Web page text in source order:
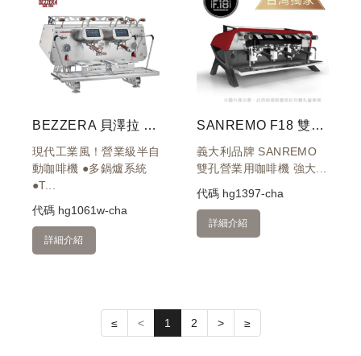
BEZZERA 貝澤拉 VICTORIA DE 雙孔營業機 白 220V
現代工業風！營業級半自
動咖啡機 ●多鍋爐系統
●T...
代碼 hg1061w-cha
詳細介紹
SANREMO F18 雙孔營業用咖啡機 220V- 黑紅
義大利品牌 SANREMO
雙孔營業用咖啡機 強大...
代碼 hg1397-cha
詳細介紹
≤ < 1 2 > ≥